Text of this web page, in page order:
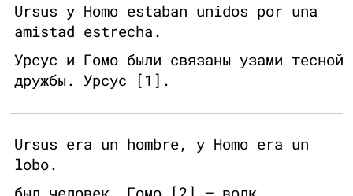
Ursus y Homo estaban unidos por una
amistad estrecha.
Урсус и Гомо были связаны узами тесной
дружбы. Урсус [1].
Ursus era un hombre, y Homo era un
lobo.